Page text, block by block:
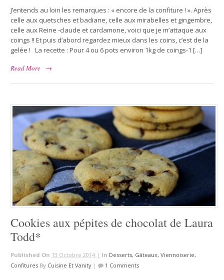
J’entends au loin les remarques : « encore de la confiture ! ». Après
celle aux quetsches et badiane, celle aux mirabelles et gingembre,
celle aux Reine -claude et cardamone, voici que je m’attaque aux
coings !! Et puis d’abord regardez mieux dans les coins, c’est de la
gelée ! La recette : Pour 4 ou 6 pots environ 1kg de coings-1 […]
Read More
→
Cookies aux pépites de chocolat de Laura
Todd*
Published On 13 Octobre 2014 | In Desserts, Gâteaux, Viennoiserie,
Confitures By Cuisine Et Vanity | 1 Comments